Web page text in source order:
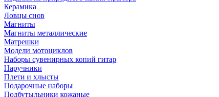
Керамика
Ловцы снов
Магниты
Магниты металлические
Матрешки
Модели мотоциклов
Наборы сувенирных копий гитар
Наручники
Плети и хлысты
Подарочные наборы
Подбутыльники кожаные